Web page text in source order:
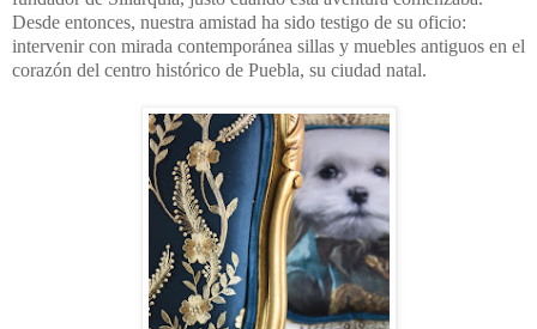
Desde entonces, nuestra amistad ha sido testigo de su oficio:
intervenir con mirada contemporánea sillas y muebles antiguos en el
corazón del centro histórico de Puebla, su ciudad natal.